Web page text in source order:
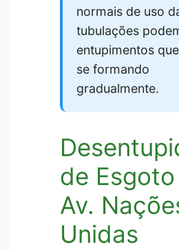
normais de uso
tubulações
entupimentos
se formando
gradualmente.
de
Av.
Unidas